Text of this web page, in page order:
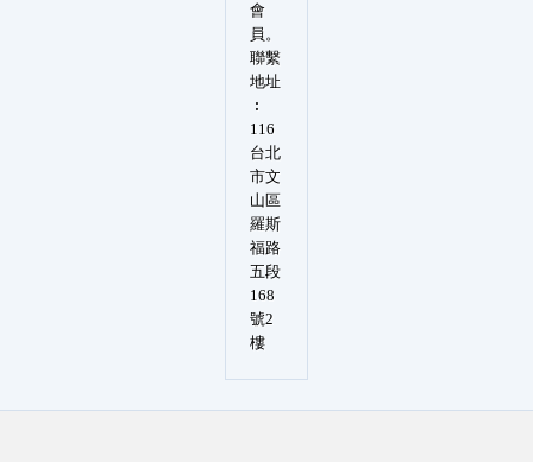
會
員。
聯繫
地址
︰
116
台北
市文
山區
羅斯
福路
五段
168
號2
樓